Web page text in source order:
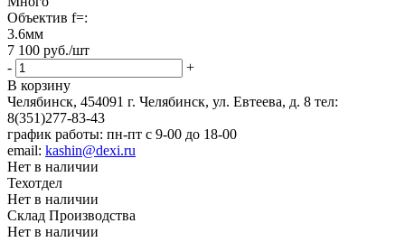
Объектив f=:
3.6мм
7 100 руб./шт
-
+
В корзину
Челябинск, 454091 г. Челябинск, ул. Евтеева, д. 8 тел:
8(351)277-83-43
график работы: пн-пт с 9-00 до 18-00
email: kashin@dexi.ru
Нет в наличии
Техотдел
Нет в наличии
Склад Производства
Нет в наличии